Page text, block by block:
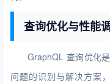
查询优化与性能
GraphQL 查询优化
问题的识别与解决方案